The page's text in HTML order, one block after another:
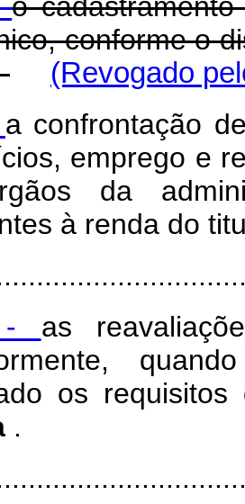
conforme o
(Revogado
a confrontação
emprego e
da
à renda do
- as
os
.